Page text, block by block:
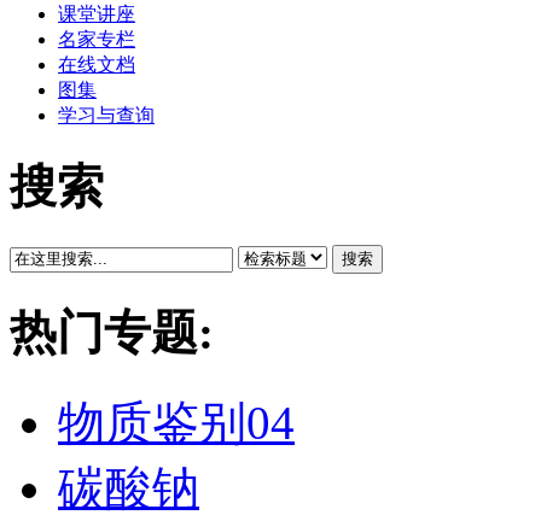
课堂讲座
名家专栏
在线文档
图集
学习与查询
搜索
搜索
热门专题:
物质鉴别04
碳酸钠